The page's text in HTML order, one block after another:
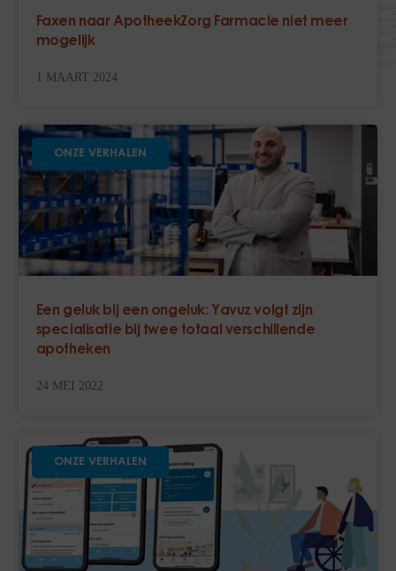
Faxen naar ApotheekZorg Farmacie niet meer
mogelijk
1 MAART 2024
ONZE VERHALEN
Een geluk bij een ongeluk: Yavuz volgt zijn
specialisatie bij twee totaal verschillende
apotheken
24 MEI 2022
ONZE VERHALEN